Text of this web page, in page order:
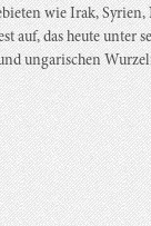
wie Irak,
auf, das heute unter
ungarischen